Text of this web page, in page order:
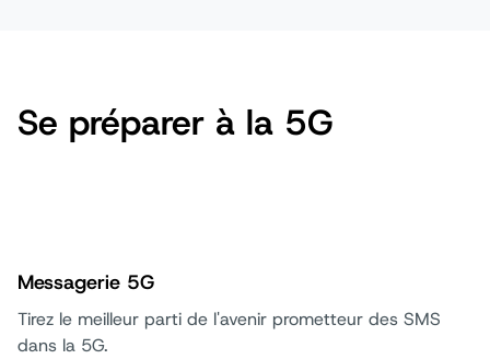
Se préparer à la 5G
Messagerie 5G
Tirez le meilleur parti de l'avenir prometteur des SMS
dans la 5G.